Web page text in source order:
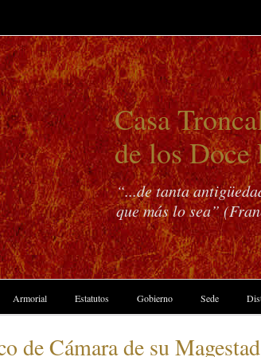
Casa
de los
“...de tanta
que más lo sea”
Armorial Estatutos Gobierno Sede
de Cámara de su